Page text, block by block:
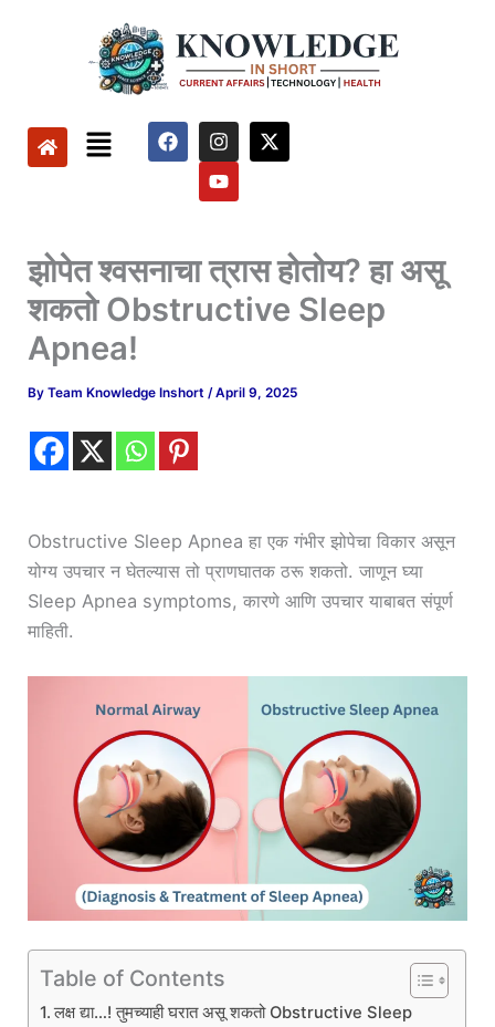
Menu
F
a
k
I
n
s
t
a
m
X
-
e
r
Y
o
u
t
झोपेत श्वसनाचा त्रास होतोय? हा असू
शकतो Obstructive Sleep
Apnea!
ByTeam Knowledge Inshort /April 9, 2025
Obstructive Sleep Apnea हा एक गंभीर झोपेचा विकार असून
योग्य उपचार न घेतल्यास तो प्राणघातक ठरू शकतो. जाणून घ्या
Sleep Apnea symptoms, कारणे आणि उपचार याबाबत संपूर्ण
माहिती.
Table of Contents
लक्ष द्या…! तुमच्याही घरात असू शकतो Obstructive Sleep